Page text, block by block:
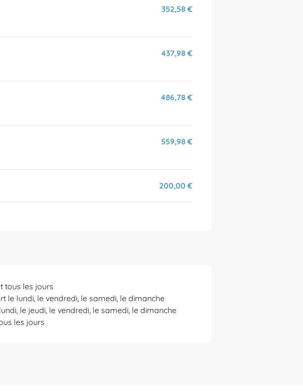
352,58 €
437,98 €
486,78 €
559,98 €
200,00 €
tous les jours
le lundi, le vendredi, le samedi, le dimanche
le jeudi, le vendredi, le samedi, le dimanche
les jours